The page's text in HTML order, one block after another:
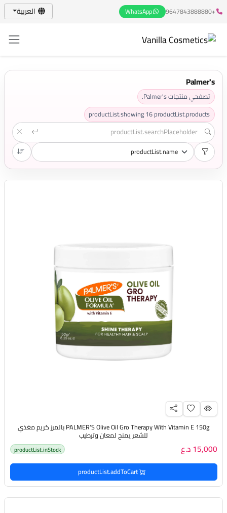
+9647843888880
WhatsApp العربية
Palmer's
تصفحي منتجات Palmer's.
productList.showing16productList.products
PALMER'S Olive Oil Gro Therapy With Vitamin E 150g بالمرز كريم مغذي
للشعر يمنح لمعان وترطيب
15,000 د.ع productList.inStock
productList.addToCart